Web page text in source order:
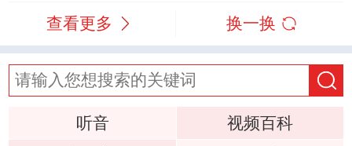
查看更多 换一换
听音
视频百科